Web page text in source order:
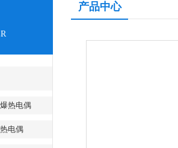
热电偶
电偶
产品中心